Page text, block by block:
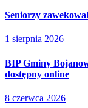
Seniorzy
1 sierpnia 2026
BIP Gminy
dostępny online
8 czerwca 2026